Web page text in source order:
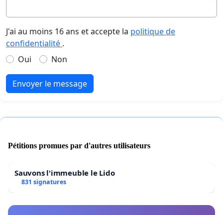
J'ai au moins 16 ans et accepte la politique de
confidentialité .
Oui
Non
Envoyer le message
Pétitions promues par d'autres utilisateurs
Sauvons l'immeuble le Lido
831 signatures